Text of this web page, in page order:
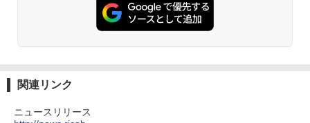
関連リンク
ニュースリリース